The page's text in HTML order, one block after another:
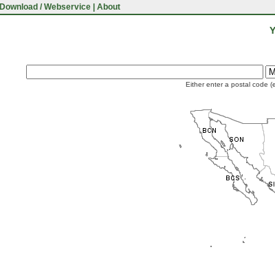
Download / Webservice About
Either enter a postal code